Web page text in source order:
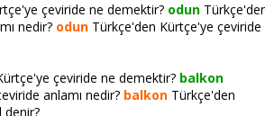
çeviride ne demektir? odun
nedir? odun Türkçe'den Kürtçe'ye çeviride
çeviride ne demektir? balkon
anlamı nedir? balkon Türkçe'den
denir?